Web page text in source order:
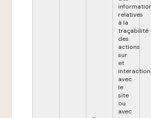
relatives
à la
traçabilité
des
actions
sur
et
avec
le
site
ou
avec